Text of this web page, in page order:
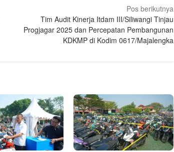
Pos berikutnya
Tim Audit Kinerja Itdam III/Siliwangi Tinjau
Progjagar 2025 dan Percepatan Pembangunan
KDKMP di Kodim 0617/Majalengka